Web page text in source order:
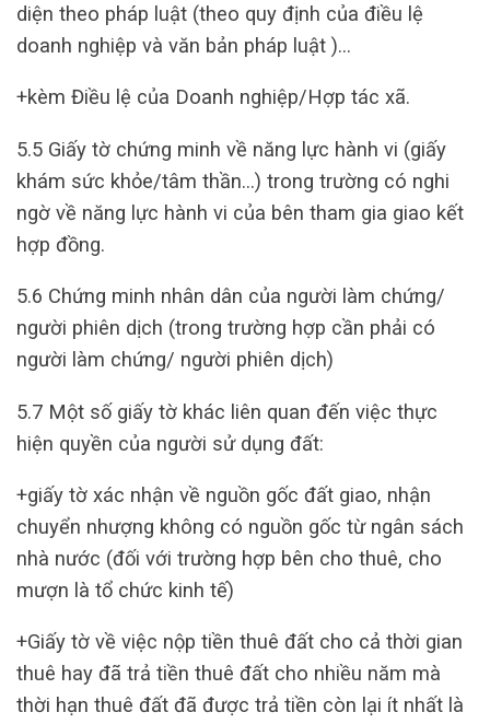
diện theo pháp luật (theo quy định của điều lệ
doanh nghiệp và văn bản pháp luật )…
+kèm Điều lệ của Doanh nghiệp/Hợp tác xã.
5.5 Giấy tờ chứng minh về năng lực hành vi (giấy
khám sức khỏe/tâm thần…) trong trường có nghi
ngờ về năng lực hành vi của bên tham gia giao kết
hợp đồng.
5.6 Chứng minh nhân dân của người làm chứng/
người phiên dịch (trong trường hợp cần phải có
người làm chứng/ người phiên dịch)
5.7 Một số giấy tờ khác liên quan đến việc thực
hiện quyền của người sử dụng đất:
+giấy tờ xác nhận về nguồn gốc đất giao, nhận
chuyển nhượng không có nguồn gốc từ ngân sách
nhà nước (đối với trường hợp bên cho thuê, cho
mượn là tổ chức kinh tế)
+Giấy tờ về việc nộp tiền thuê đất cho cả thời gian
thuê hay đã trả tiền thuê đất cho nhiều năm mà
thời hạn thuê đất đã được trả tiền còn lại ít nhất là